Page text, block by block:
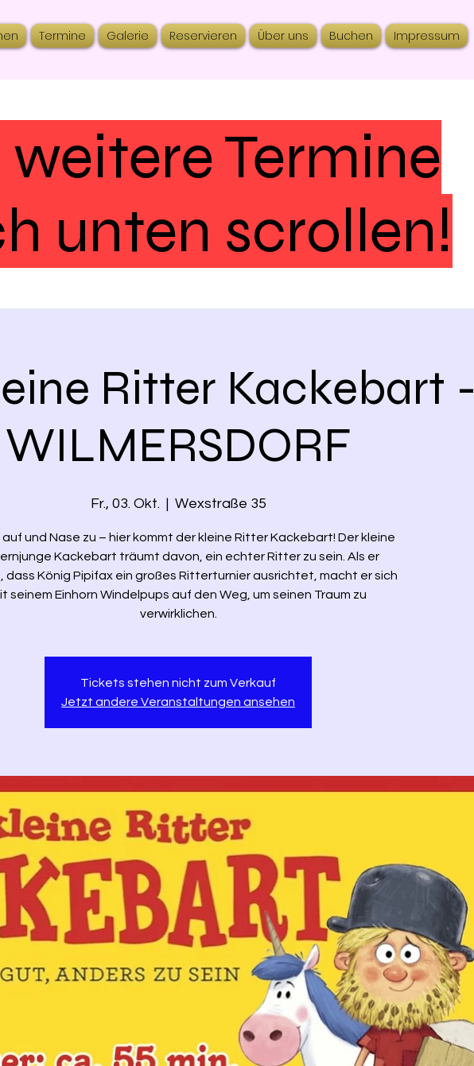
Termine Galerie Reservieren Über uns Buchen Impressum
weitere Termine
unten scrollen!
Ritter Kackebart -
WILMERSDORF
Fr., 03. Okt.
  |
Wexstraße 35
und Nase zu – hier kommt der kleine Ritter Kackebart! Der kleine
Kackebart träumt davon, ein echter Ritter zu sein. Als er
dass König Pipifax ein großes Ritterturnier ausrichtet, macht er sich
seinem Einhorn Windelpups auf den Weg, um seinen Traum zu
verwirklichen.
Tickets stehen nicht zum Verkauf
Jetzt andere Veranstaltungen ansehen